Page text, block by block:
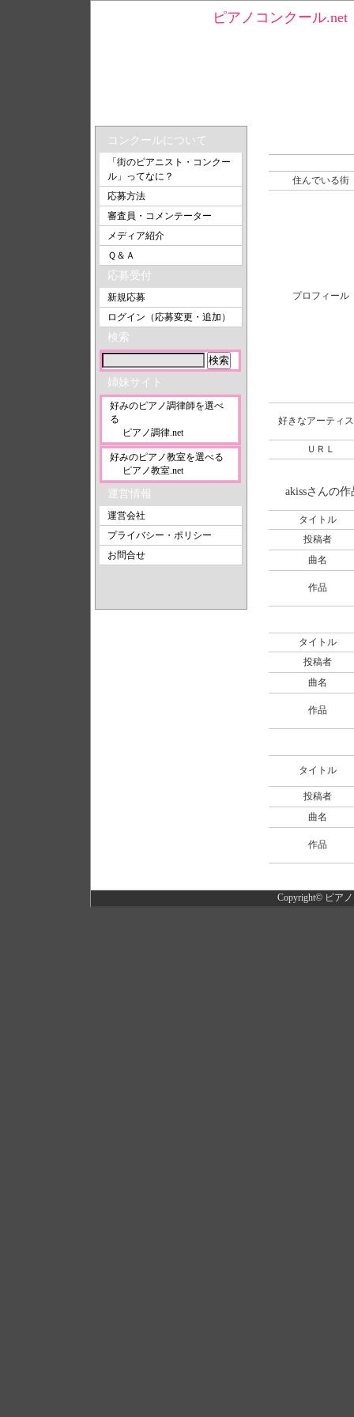
ピアノコンクール
住んでいる街
プロフィール
好きなアーティ
ＵＲＬ
akissさんの
タイトル
投稿者
曲名
作品
タイトル
投稿者
曲名
作品
タイトル
投稿者
曲名
作品
コンクールについて
「街のピアニスト・コンクー
ル」ってなに？
応募方法
審査員・コメンテーター
メディア紹介
Ｑ＆Ａ
応募受付
新規応募
ログイン（応募変更・追加）
検索
姉妹サイト
好みのピアノ調律師を選べ
る
ピアノ調律.net
好みのピアノ教室を選べる
ピアノ教室.net
運営情報
運営会社
プライバシー・ポリシー
お問合せ
Copyright© ピア